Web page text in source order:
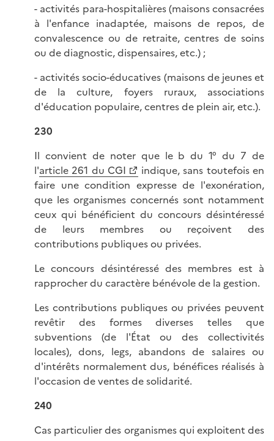
- activités para-hospitalières (maisons consacrées
à l'enfance inadaptée, maisons de repos, de
convalescence ou de retraite, centres de soins
ou de diagnostic, dispensaires, etc.) ;
- activités socio-éducatives (maisons de jeunes et
de la culture, foyers ruraux, associations
d'éducation populaire, centres de plein air, etc.).
230
Il convient de noter que le b du 1° du 7 de
l'article 261 du CGI
indique, sans toutefois en
faire une condition expresse de l'exonération,
que les organismes concernés sont notamment
ceux qui bénéficient du concours désintéressé
de leurs membres ou reçoivent des
contributions publiques ou privées.
Le concours désintéressé des membres est à
rapprocher du caractère bénévole de la gestion.
Les contributions publiques ou privées peuvent
revêtir des formes diverses telles que
subventions (de l'État ou des collectivités
locales), dons, legs, abandons de salaires ou
d'intérêts normalement dus, bénéfices réalisés à
l'occasion de ventes de solidarité.
240
Cas particulier des organismes qui exploitent des